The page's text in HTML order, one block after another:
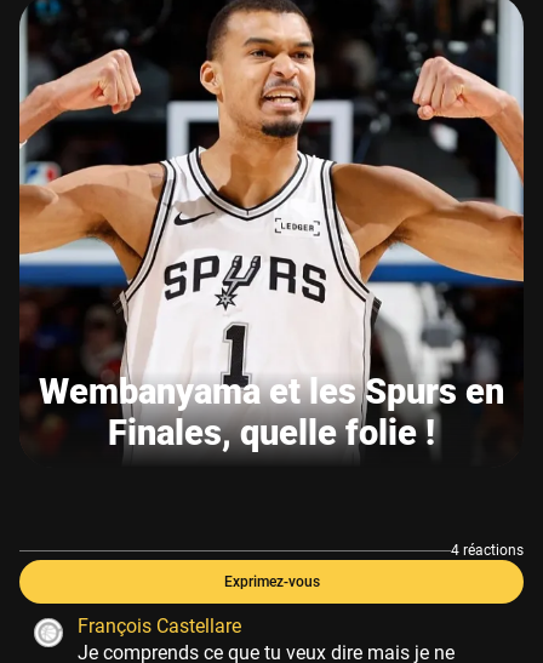
Wembanyama et les Spurs en
Finales, quelle folie !
4 réactions
Exprimez-vous
François Castellare
Je comprends ce que tu veux dire mais je ne